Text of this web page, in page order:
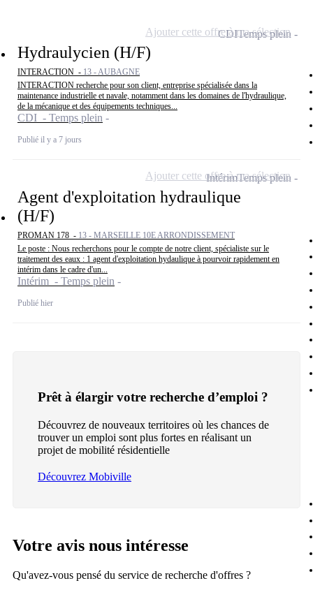
Hydraulycien (H/F)
INTERACTION - 13 - AUBAGNE
INTERACTION recherche pour son client, entreprise spécialisée dans la
maintenance industrielle et navale, notamment dans les domaines de l'hydraulique,
de la mécanique et des équipements techniques...
CDI - Temps plein
Publié il y a 7 jours
CDITemps plein
Ajouter cette offre à ma sélection
Agent d'exploitation hydraulique
(H/F)
PROMAN 178 - 13 - MARSEILLE 10E ARRONDISSEMENT
Le poste : Nous recherchons pour le compte de notre client, spécialiste sur le
traitement des eaux : 1 agent d'exploitation hydaulique à pourvoir rapidement en
intérim dans le cadre d'un...
Intérim - Temps plein
Publié hier
IntérimTemps plein
Ajouter cette offre à ma sélection
Prêt à élargir votre recherche d’emploi ?
Découvrez de nouveaux territoires où les chances de
trouver un emploi sont plus fortes en réalisant un
projet de mobilité résidentielle
Découvrez Mobiville
Votre avis nous intéresse
Qu'avez-vous pensé du service de recherche d'offres ?